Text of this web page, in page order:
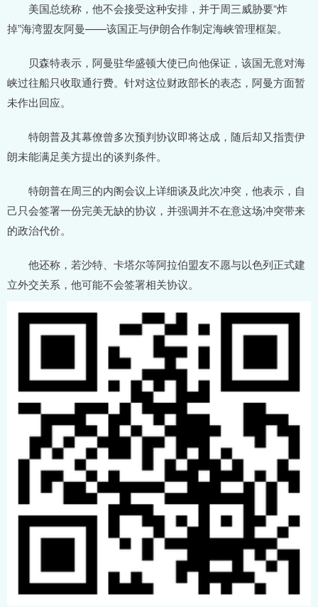
美国总统称，他不会接受这种安排，并于周三威胁要“炸
掉”海湾盟友阿曼——该国正与伊朗合作制定海峡管理框架。
贝森特表示，阿曼驻华盛顿大使已向他保证，该国无意对海
峡过往船只收取通行费。针对这位财政部长的表态，阿曼方面暂
未作出回应。
特朗普及其幕僚曾多次预判协议即将达成，随后却又指责伊
朗未能满足美方提出的谈判条件。
特朗普在周三的内阁会议上详细谈及此次冲突，他表示，自
己只会签署一份完美无缺的协议，并强调并不在意这场冲突带来
的政治代价。
他还称，若沙特、卡塔尔等阿拉伯盟友不愿与以色列正式建
立外交关系，他可能不会签署相关协议。